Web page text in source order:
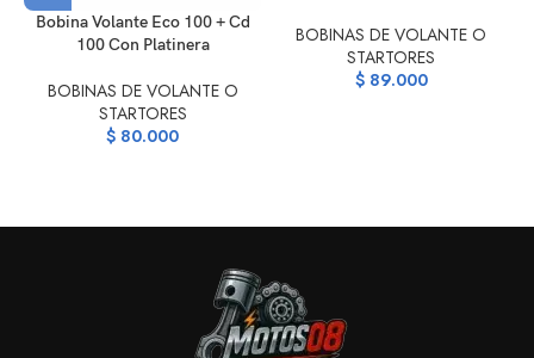
Bobina Volante Eco 100 + Cd
100 Con Platinera
BOBINAS DE VOLANTE O
STARTORES
$ 80.000
BOBINAS DE VOLANTE O
STARTORES
$89.000